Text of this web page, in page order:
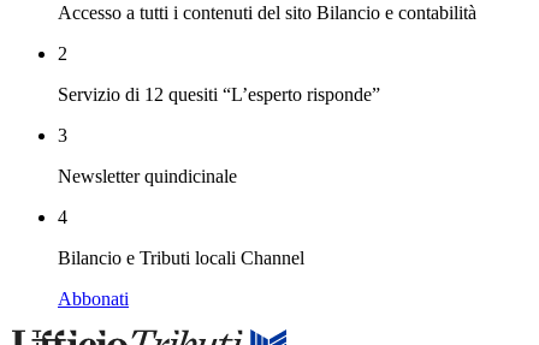
Accesso a tutti i contenuti del sito Bilancio e contabilità
2
Servizio di 12 quesiti “L’esperto risponde”
3
Newsletter quindicinale
4
Bilancio e Tributi locali Channel
Abbonati